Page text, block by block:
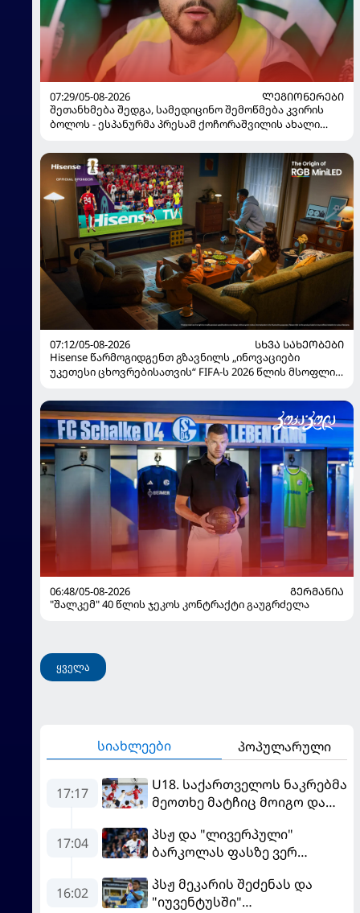
07:29/05-08-2026
ᲚᲔᲒᲘᲝᲜᲔᲠᲔᲑᲘ
შეთანხმება შედგა, სამედიცინო შემოწმება კვირის
ბოლოს - ესპანურმა პრესამ ქოჩორაშვილის ახალი
07:12/05-08-2026
ᲡᲮᲕᲐ ᲡᲐᲮᲔᲝᲑᲔᲑᲘ
Hisense წარმოგიდგენთ გზავნილს „ინოვაციები
უკეთესი ცხოვრებისათვის“ FIFA-ს 2026 წლის მსოფლიო
06:48/05-08-2026
ᲒᲔᲠᲛᲐᲜᲘᲐ
"შალკემ" 40 წლის ჯეკოს კონტრაქტი გაუგრძელა
ყველა
სიახლეები პოპულარული
17:17
U18. საქართველოს ნაკრებმა
მეოთხე მატჩიც მოიგო და
გახდა
17:04
პსჟ და "ლივერპული"
ბარკოლას ფასზე ვერ
16:02
პსჟ მეკარის შეძენას და
"იუვენტუსში"